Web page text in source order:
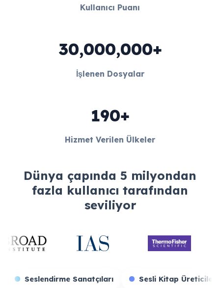
Kullanıcı Puanı
30,000,000+
İşlenen Dosyalar
190+
Hizmet Verilen Ülkeler
Dünya çapında 5 milyondan
fazla kullanıcı tarafından
seviliyor
Yayıncıları Seslendirme Sanatçıları Sesli